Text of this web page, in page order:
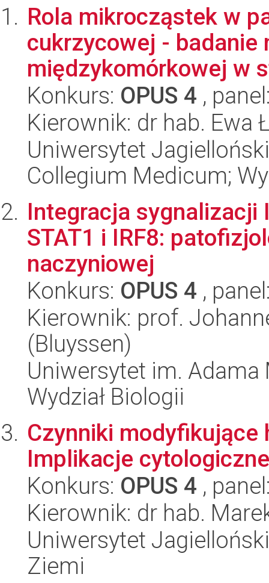
Rola mikrocząstek w
cukrzycowej - badanie
międzykomórkowej w
Konkurs: OPUS 4 ,
Kierownik: dr hab. Ewa
Uniwersytet
Collegium Medicum;
Integracja sygnalizacji
STAT1 i IRF8:
naczyniowej
Konkurs: OPUS 4 ,
Kierownik: prof.
(Bluyssen)
Uniwersytet im.
Wydział Biologii
Czynniki modyfikujące
Implikacje
Konkurs: OPUS 4 ,
Kierownik: dr hab.
Uniwersytet
Ziemi